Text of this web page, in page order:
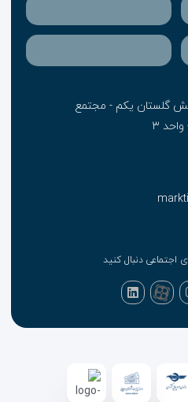
گلستان یکم - مجتمع
۳
اجتماعی دنبال کنید